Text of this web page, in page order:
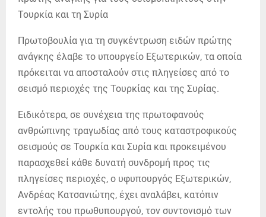
Πρωτοβουλία για τη συγκέντρωση ειδών πρώτης
ανάγκης έλαβε το υπουργείο Εξωτερικών, τα οποία
πρόκειται να αποσταλούν στις πληγείσες από το
σεισμό περιοχές της Τουρκίας και της Συρίας.
Ειδικότερα, σε συνέχεια της πρωτοφανούς
ανθρώπινης τραγωδίας από τους καταστροφικούς
σεισμούς σε Τουρκία και Συρία και προκειμένου
παρασχεθεί κάθε δυνατή συνδρομή προς τις
πληγείσες περιοχές, ο υφυπουργός Εξωτερικών,
Ανδρέας Κατσανιώτης, έχει αναλάβει, κατόπιν
εντολής του πρωθυπουργού, τον συντονισμό των